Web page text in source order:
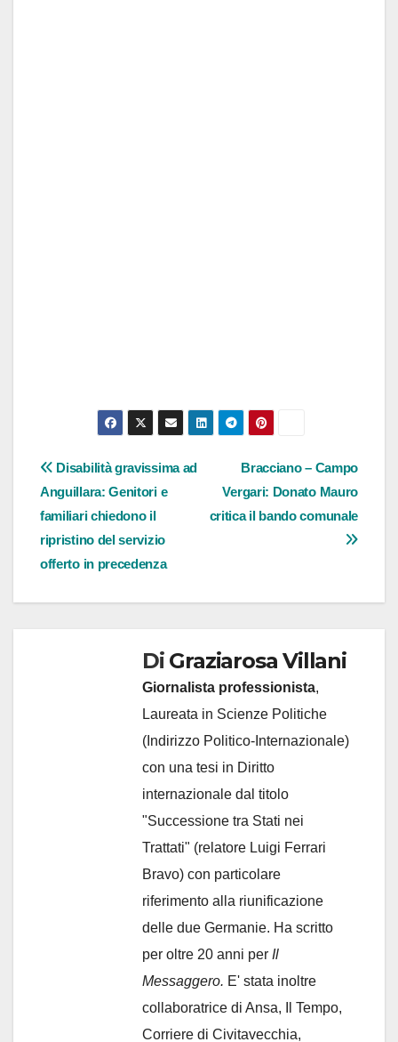
Navigazione
articoli
Bracciano – Campo
Vergari: Donato Mauro
critica il bando comunale
Disabilità gravissima ad
Anguillara: Genitori e
familiari chiedono il
ripristino del servizio
offerto in precedenza
Di Graziarosa Villani
Giornalista professionista,
Laureata in Scienze Politiche
(Indirizzo Politico-Internazionale)
con una tesi in Diritto
internazionale dal titolo
"Successione tra Stati nei
Trattati" (relatore Luigi Ferrari
Bravo) con particolare
riferimento alla riunificazione
delle due Germanie. Ha scritto
per oltre 20 anni per Il
Messaggero. E' stata inoltre
collaboratrice di Ansa, Il Tempo,
Corriere di Civitavecchia,